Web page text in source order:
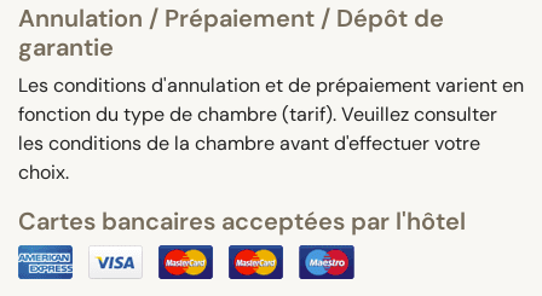
Annulation / Prépaiement / Dépôt de
garantie
Les conditions d'annulation et de prépaiement varient en
fonction du type de chambre (tarif). Veuillez consulter
les conditions de la chambre avant d'effectuer votre
choix.
Cartes bancaires acceptées par l'hôtel